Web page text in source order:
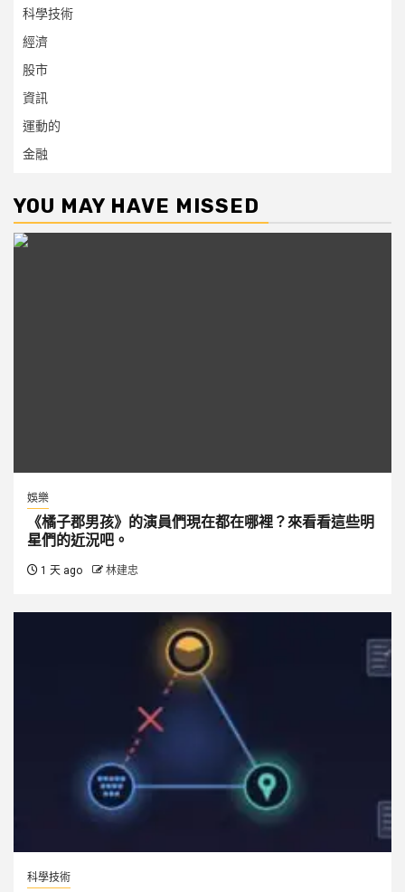
科學技術
經濟
股市
資訊
運動的
金融
YOU MAY HAVE MISSED
娛樂
《橘子郡男孩》的演員們現在都在哪裡？來看看這些明
星們的近況吧。
1 天 ago 林建忠
科學技術